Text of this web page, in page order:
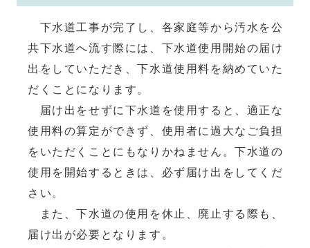
下水道工事が完了し、各家庭等から汚水を公
共下水道へ流す際には、下水道使用開始の届け
出をしていただき、下水道使用料を納めていた
だくことになります。
届け出をせずに下水道を使用すると、適正な
使用料の算定ができず、使用者に過大なご負担
をいただくことにもなりかねません。下水道の
使用を開始するときは、必ず届け出をしてくだ
さい。
また、下水道の使用を休止、廃止する際も、
届け出が必要となります。